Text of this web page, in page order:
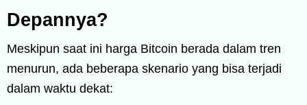
Depannya?
Meskipun saat ini harga Bitcoin berada dalam tren
menurun, ada beberapa skenario yang bisa terjadi
dalam waktu dekat: